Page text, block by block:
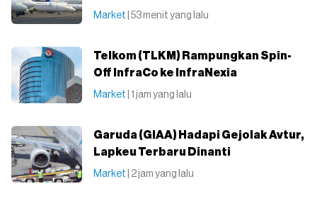
Market | 53 menit yang lalu
Telkom (TLKM) Rampungkan Spin-
Off InfraCo ke InfraNexia
Market | 1 jam yang lalu
Garuda (GIAA) Hadapi Gejolak Avtur,
Lapkeu Terbaru Dinanti
Market | 2 jam yang lalu